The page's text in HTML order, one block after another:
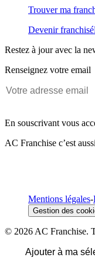
Trouver ma
Devenir franchisé
Restez à jour avec la
Renseignez votre email
En souscrivant vous
AC Franchise c’est
Mentions légales-
Gestion des
© 2026 AC Franchise.
Ajouter à ma